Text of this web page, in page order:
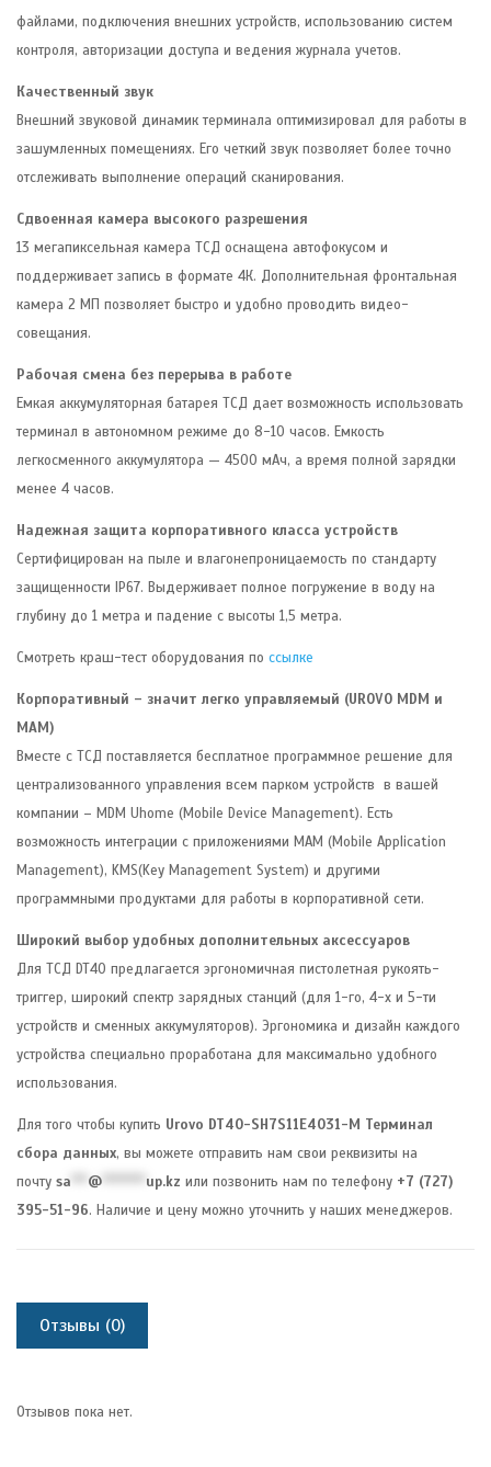
файлами, подключения внешних устройств, использованию систем
контроля, авторизации доступа и ведения журнала учетов.
Качественный звук
Внешний звуковой динамик терминала оптимизировал для работы в
зашумленных помещениях. Его четкий звук позволяет более точно
отслеживать выполнение операций сканирования.
Сдвоенная камера высокого разрешения
13 мегапиксельная камера ТСД оснащена автофокусом и
поддерживает запись в формате 4К. Дополнительная фронтальная
камера 2 МП позволяет быстро и удобно проводить видео-
совещания.
Рабочая смена без перерыва в работе
Емкая аккумуляторная батарея ТСД дает возможность использовать
терминал в автономном режиме до 8-10 часов. Емкость
легкосменного аккумулятора — 4500 мАч, а время полной зарядки
менее 4 часов.
Надежная защита корпоративного класса устройств
Сертифицирован на пыле и влагонепроницаемость по стандарту
защищенности IP67. Выдерживает полное погружение в воду на
глубину до 1 метра и падение с высоты 1,5 метра.
Смотреть краш-тест оборудования по ссылке
Корпоративный – значит легко управляемый (UROVO MDM и
MAM)
Вместе с ТСД поставляется бесплатное программное решение для
централизованного управления всем парком устройств в вашей
компании – MDM Uhome (Mobile Device Management). Есть
возможность интеграции с приложениями MAM (Mobile Application
Management), KMS(Key Management System) и другими
программными продуктами для работы в корпоративной сети.
Широкий выбор удобных дополнительных аксессуаров
Для ТСД DT40 предлагается эргономичная пистолетная рукоять-
триггер, широкий спектр зарядных станций (для 1-го, 4-х и 5-ти
устройств и сменных аккумуляторов). Эргономика и дизайн каждого
устройства специально проработана для максимально удобного
использования.
Для того чтобы купить Urovo DT40-SH7S11E4031-M Терминал
сбора данных, вы можете отправить нам свои реквизиты на
почту sa @ ******** up.kz или позвонить нам по телефону +7 (727)
395-51-96. Наличие и цену можно уточнить у наших менеджеров.
Отзывы (0)
Отзывов пока нет.